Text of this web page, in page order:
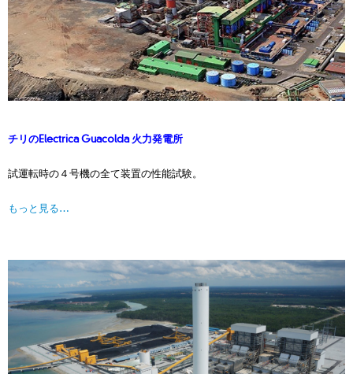
チリのElectrica Guacolda 火力発電所
試運転時の４号機の全て装置の性能試験。
もっと見る…